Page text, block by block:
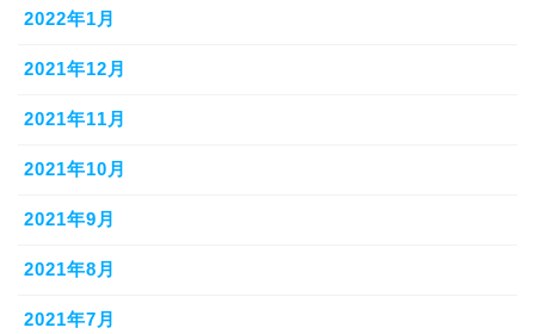
2022年1月
2021年12月
2021年11月
2021年10月
2021年9月
2021年8月
2021年7月